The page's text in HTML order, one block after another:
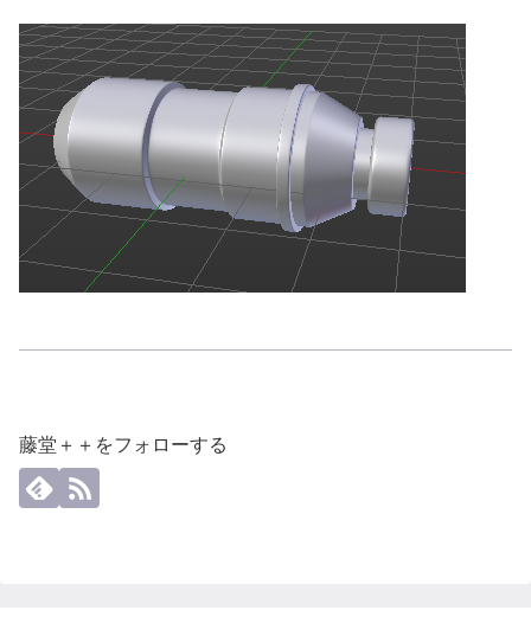
藤堂＋＋をフォローする